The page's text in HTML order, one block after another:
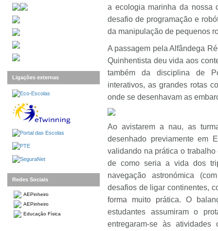
a ecologia marinha da nossa
desafio de programação e
da manipulação de pequenos
A passagem pela Alfândega
Quinhentista deu vida aos
também da disciplina de
interativos, as grandes rotas
onde se desenhavam as
Ao avistarem a nau, as
desenhado previamente em
validando na prática o
de como seria a vida dos
navegação astronómica
desafios de ligar continentes,
forma muito prática. O
estudantes assumiram o
entregaram-se às
Ligações externas
Redes Sociais
AEPinheiro
AEPinheiro
Educação Física